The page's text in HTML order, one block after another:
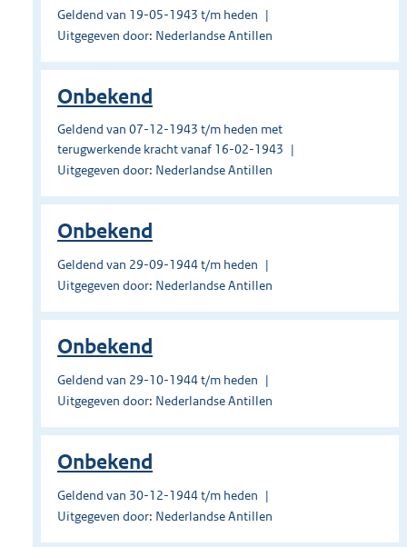
Geldend van 19-05-1943 t/m heden
Uitgegeven door: Nederlandse Antillen
Onbekend
Geldend van 07-12-1943 t/m heden met
terugwerkende kracht vanaf 16-02-1943
Uitgegeven door: Nederlandse Antillen
Onbekend
Geldend van 29-09-1944 t/m heden
Uitgegeven door: Nederlandse Antillen
Onbekend
Geldend van 29-10-1944 t/m heden
Uitgegeven door: Nederlandse Antillen
Onbekend
Geldend van 30-12-1944 t/m heden
Uitgegeven door: Nederlandse Antillen